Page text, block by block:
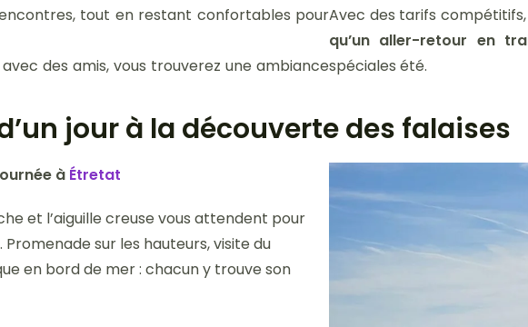
tout en restant confortables pour
des amis, vous trouverez une ambiance
Avec des tarifs
qu’un aller-retour en
spéciales été.
jour à la découverte des falaises
à Étretat
et l’aiguille creuse vous attendent pour
sur les hauteurs, visite du
en bord de mer : chacun y trouve son